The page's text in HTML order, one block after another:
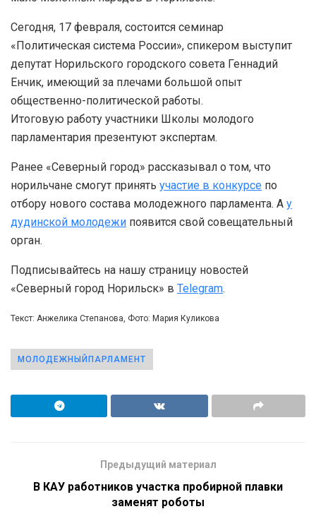
Сегодня, 17 февраля, состоится семинар
«Политическая система России», спикером выступит
депутат Норильского городского совета Геннадий
Енчик, имеющий за плечами большой опыт
общественно-политической работы.
Итоговую работу участники Школы молодого
парламентария презентуют экспертам.
Ранее «Северный город» рассказывал о том, что
норильчане смогут принять участие в конкурсе по
отбору нового состава молодежного парламента. А у
дудинской молодежи появится свой совещательный
орган.
Подписывайтесь на нашу страницу новостей
«Северный город Норильск» в Telegram.
Текст: Анжелика Степанова, Фото: Мария Куликова
МОЛОДЕЖНЫЙПАРЛАМЕНТ
Предыдущий материал
В КАУ работников участка пробирной плавки
заменят роботы